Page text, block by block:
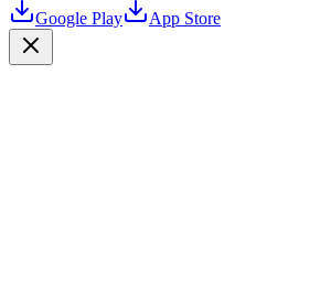
Google Play
App Store